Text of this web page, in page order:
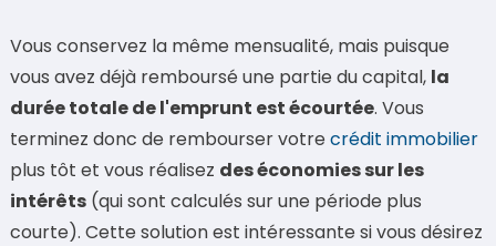
Vous conservez la même mensualité, mais puisque
vous avez déjà remboursé une partie du capital, la
durée totale de l'emprunt est écourtée. Vous
terminez donc de rembourser votre crédit immobilier
plus tôt et vous réalisez des économies sur les
intérêts (qui sont calculés sur une période plus
courte). Cette solution est intéressante si vous désirez